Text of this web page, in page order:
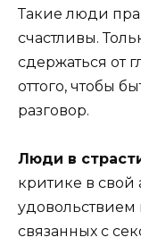
Такие люди
счастливы.
сдержаться от
оттого, чтобы
разговор.
Люди в
критике в
удовольствием
связанных с